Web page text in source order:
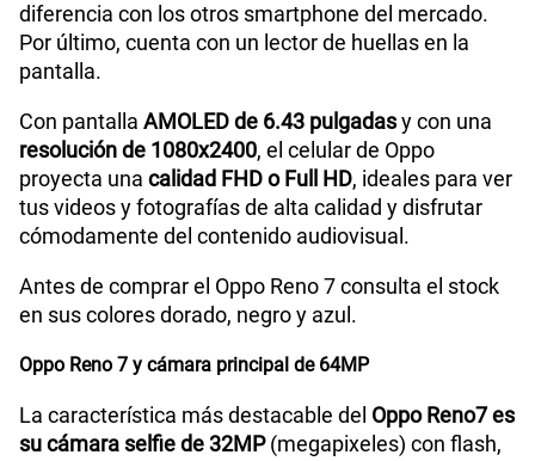
diferencia con los otros smartphone del mercado.
Por último, cuenta con un lector de huellas en la
pantalla.
Con pantalla AMOLED de 6.43 pulgadasy con una
resolución de 1080x2400, el celular de Oppo
proyecta una calidad FHD o Full HD, ideales para ver
tus videos y fotografías de alta calidad y disfrutar
cómodamente del contenido audiovisual.
Antes de comprar el Oppo Reno 7 consulta el stock
en sus colores dorado, negro y azul.
Oppo Reno 7 y cámara principal de 64MP
La característica más destacable del Oppo Reno7 es
su cámara selfie de 32MP(megapixeles) con flash,